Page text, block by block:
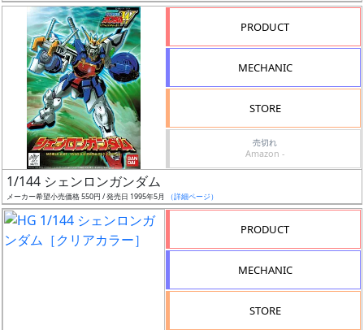
リ
ー
ズ・
タ
イ
PRODUCT
MECHANIC
STORE
売切れ
Amazon -
1/144 シェンロンガンダム
メーカー希望小売価格 550円 / 発売日 1995年5月 （詳細ページ）
PRODUCT
MECHANIC
STORE